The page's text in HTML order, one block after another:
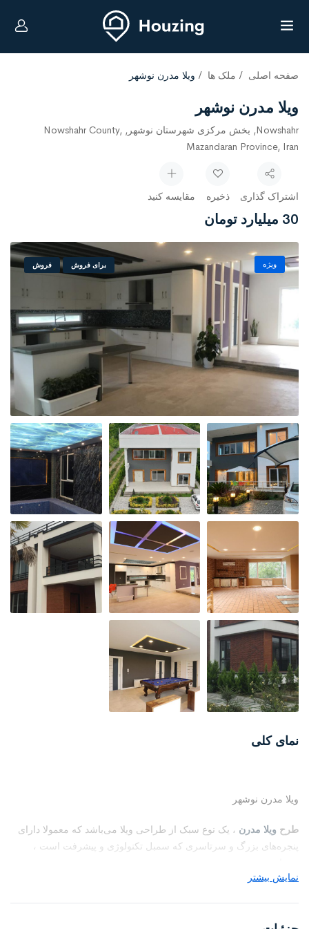
صفحه اصلی ملک ها ویلا مدرن نوشهر
ویلا مدرن نوشهر
Nowshahr, بخش مرکزی شهرستان نوشهر, Nowshahr County,
Mazandaran Province, Iran
اشتراک گذاری ذخیره مقایسه کنید
30 میلیارد تومان
ویژه برای فروش فروش
نمای کلی
ویلا مدرن نوشهر
طرح ویلا مدرن ، یک نوع سبک از طراحی ویلا می‌باشد که معمولا دارای
پنجره‌های بزرگ و سرتاسری که سمبل تکنولوژی و پیشرفت است ،
نمایش بیشتر